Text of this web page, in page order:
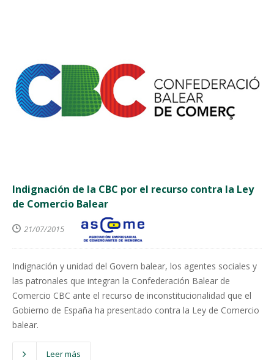
Indignación de la CBC por el recurso contra la Ley
de Comercio Balear
21/07/2015
Indignación y unidad del Govern balear, los agentes sociales y
las patronales que integran la Confederación Balear de
Comercio CBC ante el recurso de inconstitucionalidad que el
Gobierno de España ha presentado contra la Ley de Comercio
balear.
Leer más